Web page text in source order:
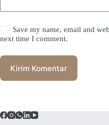
Save my name, email and
next time I comment.
Kirim Komentar